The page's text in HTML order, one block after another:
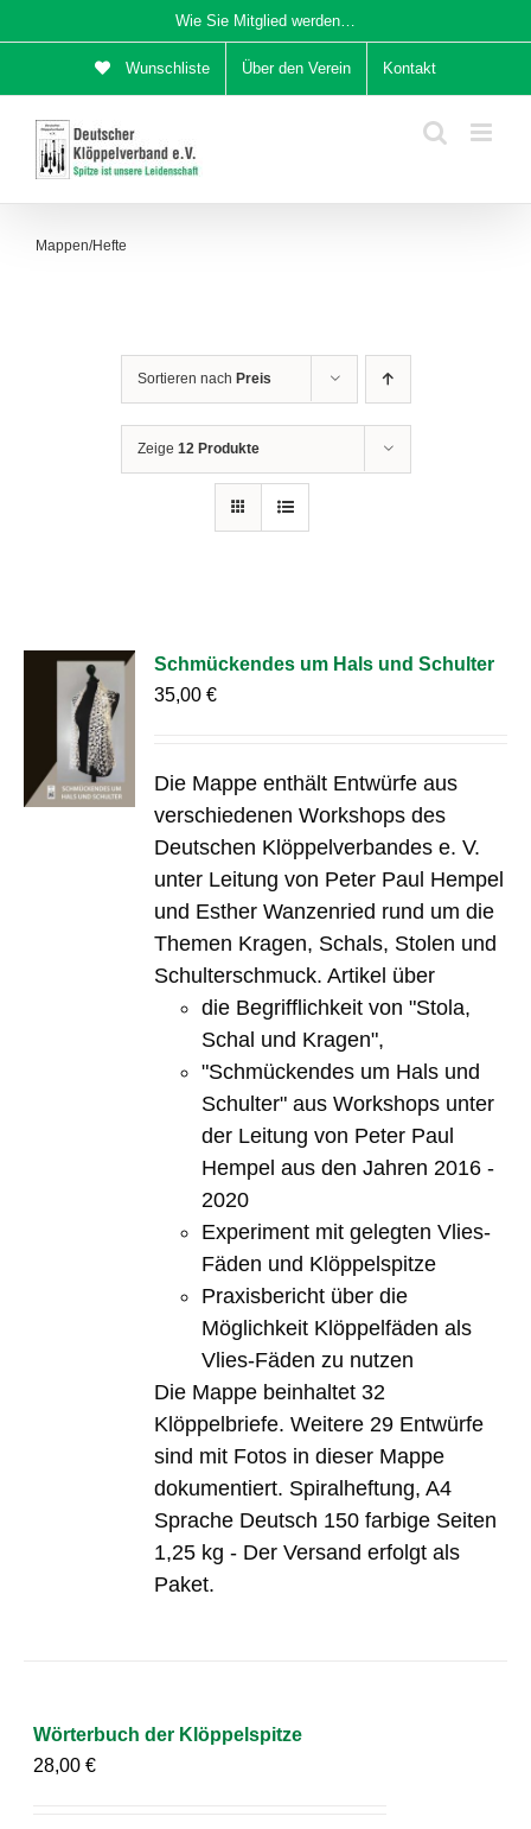
Inhalt
Wie Sie Mitglied werden…
Wunschliste Über den Verein Kontakt
Mappen/Hefte
Sortieren nach Preis
Zeige 12 Produkte
Schmückendes um Hals und Schulter
35,00€
Die Mappe enthält Entwürfe aus
verschiedenen Workshops des
Deutschen Klöppelverbandes e. V.
unter Leitung von Peter Paul Hempel
und Esther Wanzenried rund um die
Themen Kragen, Schals, Stolen und
Schulterschmuck. Artikel über
die Begrifflichkeit von "Stola,
Schal und Kragen",
"Schmückendes um Hals und
Schulter" aus Workshops unter
der Leitung von Peter Paul
Hempel aus den Jahren 2016 -
2020
Experiment mit gelegten Vlies-
Fäden und Klöppelspitze
Praxisbericht über die
Möglichkeit Klöppelfäden als
Vlies-Fäden zu nutzen
Die Mappe beinhaltet 32
Klöppelbriefe. Weitere 29 Entwürfe
sind mit Fotos in dieser Mappe
dokumentiert. Spiralheftung, A4
Sprache Deutsch 150 farbige Seiten
1,25 kg - Der Versand erfolgt als
Paket.
Wörterbuch der Klöppelspitze
28,00€